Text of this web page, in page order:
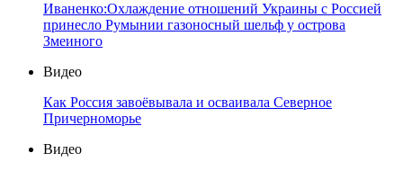
Иваненко:Охлаждение отношений Украины с Россией
принесло Румынии газоносный шельф у острова
Змеиного
Видео
Как Россия завоёвывала и осваивала Северное
Причерноморье
Видео